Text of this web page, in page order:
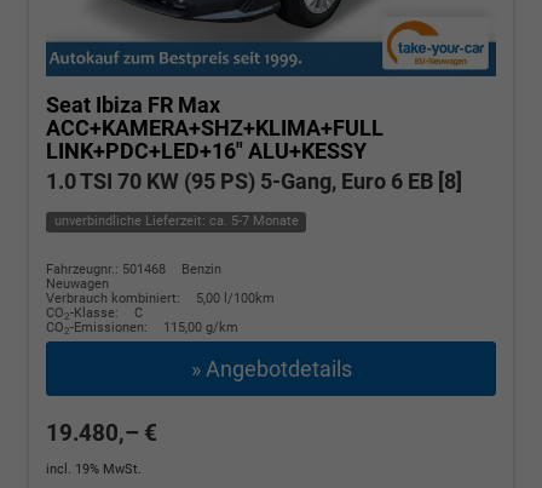
Seat Ibiza FR Max
ACC+KAMERA+SHZ+KLIMA+FULL
LINK+PDC+LED+16" ALU+KESSY
1.0 TSI 70 KW (95 PS) 5-Gang, Euro 6 EB [8]
unverbindliche Lieferzeit: ca. 5-7 Monate
Fahrzeugnr.: 501468
Benzin
Neuwagen
Verbrauch kombiniert:
5,00 l/100km
CO2-Klasse:
C
CO2-Emissionen: 115,00 g/km
» Angebotdetails
19.480,– €
incl. 19% MwSt.